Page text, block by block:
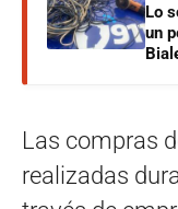
Lo
un
Las compras
realizadas